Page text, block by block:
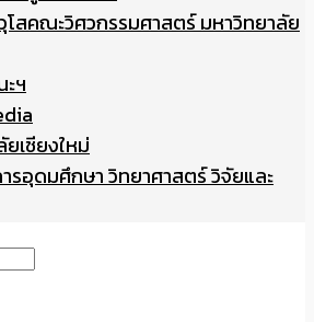
โสคณะวิศวกรรมศาสตร์ มหาวิทยาลัย
ฯ
เชียงใหม่
รอุดมศึกษา วิทยาศาสตร์ วิจัยและ